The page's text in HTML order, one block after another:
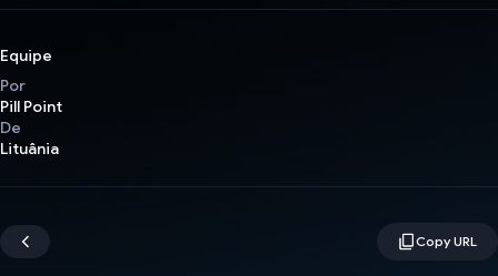
Equipe
Por
Pill Point
De
Lituânia